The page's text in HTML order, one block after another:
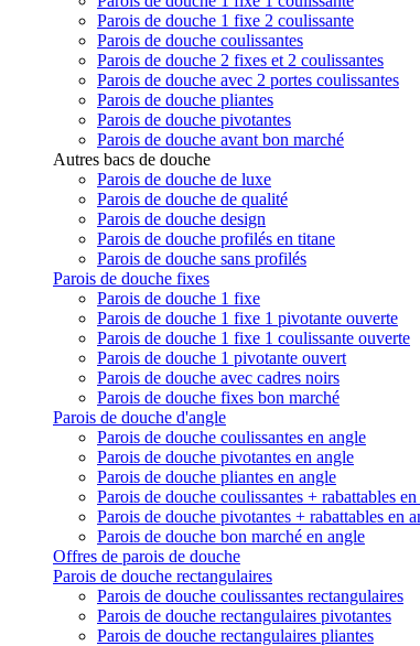
Parois de douche 1 fixe 2 coulissante
Parois de douche coulissantes
Parois de douche 2 fixes et 2 coulissantes
Parois de douche avec 2 portes coulissantes
Parois de douche pliantes
Parois de douche pivotantes
Parois de douche avant bon marché
Autres bacs de douche
Parois de douche de luxe
Parois de douche de qualité
Parois de douche design
Parois de douche profilés en titane
Parois de douche sans profilés
Parois de douche fixes
Parois de douche 1 fixe
Parois de douche 1 fixe 1 pivotante ouverte
Parois de douche 1 fixe 1 coulissante ouverte
Parois de douche 1 pivotante ouvert
Parois de douche avec cadres noirs
Parois de douche fixes bon marché
Parois de douche d'angle
Parois de douche coulissantes en angle
Parois de douche pivotantes en angle
Parois de douche pliantes en angle
Parois de douche coulissantes + rabattables
Parois de douche pivotantes + rabattables en
Parois de douche bon marché en angle
Offres de parois de douche
Parois de douche rectangulaires
Parois de douche coulissantes rectangulaires
Parois de douche rectangulaires pivotantes
Parois de douche rectangulaires pliantes